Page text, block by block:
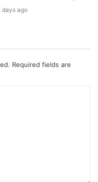
days ago
Required fields are